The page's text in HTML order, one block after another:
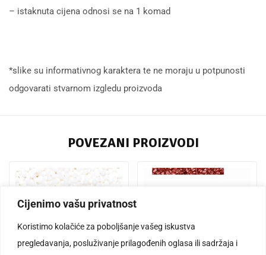
Cijenimo vašu privatnost
Koristimo kolačiće za poboljšanje vašeg iskustva
pregledavanja, posluživanje prilagođenih oglasa ili sadržaja i
– istaknuta cijena odnosi se na 1 komad
*slike su informativnog karaktera te ne moraju u potpunosti
odgovarati stvarnom izgledu proizvoda
POVEZANI PROIZVODI